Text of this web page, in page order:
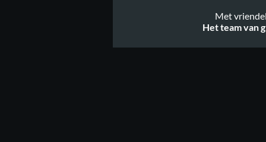
Met
Het team van